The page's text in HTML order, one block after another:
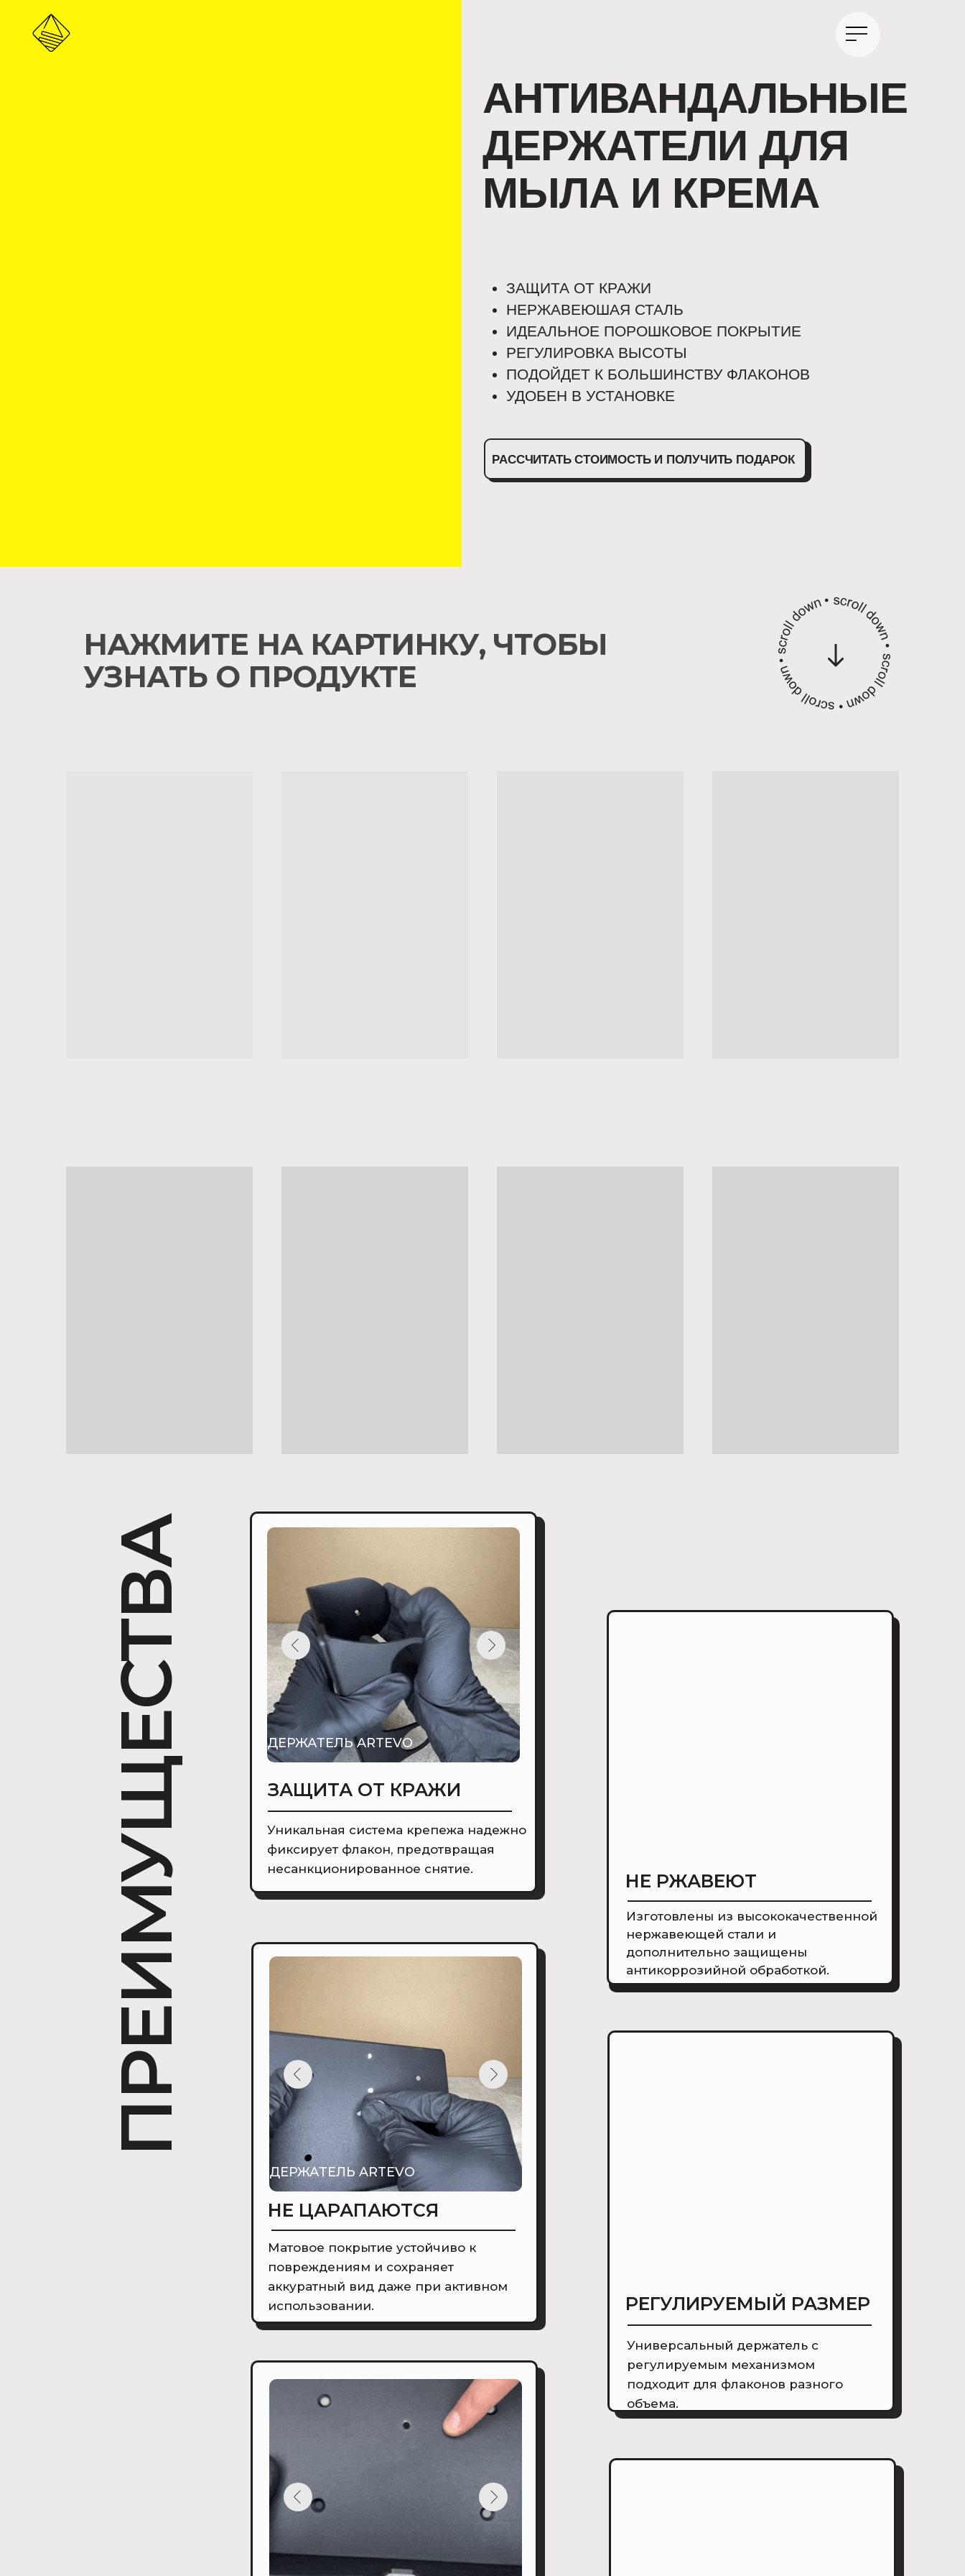
ЗАЩИТА ОТ КРАЖИ
НЕРЖАВЕЮШАЯ СТАЛЬ
ИДЕАЛЬНОЕ ПОРОШКОВОЕ ПОКРЫТИЕ
РЕГУЛИРОВКА ВЫСОТЫ
ПОДОЙДЕТ К БОЛЬШИНСТВУ ФЛАКОНОВ
УДОБЕН В УСТАНОВКЕ
АНТИВАНДАЛЬНЫЕ
ДЕРЖАТЕЛИ ДЛЯ
МЫЛА И КРЕМА
РАССЧИТАТЬ СТОИМОСТЬ И ПОЛУЧИТЬ ПОДАРОК
НАЖМИТЕ НА КАРТИНКУ, ЧТОБЫ
УЗНАТЬ О ПРОДУКТЕ
Матовое покрытие устойчиво к
повреждениям и сохраняет
аккуратный вид даже при активном
использовании.
НЕ ЦАРАПАЮТСЯ
Уникальная система крепежа надежно
фиксирует флакон, предотвращая
несанкционированное снятие.
ЗАЩИТА ОТ КРАЖИ
Изготовлены из высококачественной
нержавеющей стали и
дополнительно защищены
антикоррозийной обработкой.
НЕ РЖАВЕЮТ
Универсальный держатель с
регулируемым механизмом
подходит для флаконов разного
объема.
РЕГУЛИРУЕМЫЙ РАЗМЕР
ПРЕИМУЩЕСТВА
ДЕРЖАТЕЛЬ ARTEVO
ДЕРЖАТЕЛЬ ARTEVO